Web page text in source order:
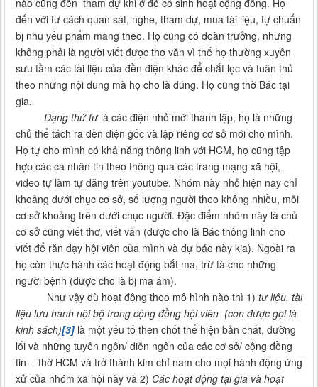
nào cũng đến tham dự khi ở đó có sinh hoạt cộng đồng. Họ
đến với tư cách quan sát, nghe, tham dự, mua tài liệu, tự chuẩn
bị nhu yếu phẩm mang theo. Họ cũng có đoàn trưởng, nhưng
không phải là người viết được thơ văn vì thế họ thường xuyên
sưu tầm các tài liệu của đền điện khác để chắt lọc và tuân thủ
theo những nội dung mà họ cho là đúng. Họ cũng thờ Bác tại
gia.
Dạng thứ tưlà các điện nhỏ mới thành lập, họ là những
chủ thể tách ra đền điện gốc và lập riêng cơ sở mới cho mình.
Họ tự cho mình có khả năng thông linh với HCM, họ cũng tập
hợp các cá nhân tin theo thông qua các trang mạng xã hội,
video tự làm tự đăng trên youtube. Nhóm này nhỏ hiện nay chỉ
khoảng dưới chục cơ sở, số lượng người theo không nhiều, mỗi
cơ sở khoảng trên dưới chục người. Đặc điểm nhóm này là chủ
cơ sở cũng viết thơ, viết văn (được cho là Bác thông linh cho
viết để răn dạy hội viên của mình và dự báo này kia). Ngoài ra
họ còn thực hành các hoạt động bắt ma, trừ tà cho những
người bệnh (được cho là bị ma ám).
Như vậy dù hoạt động theo mô hình nào thì 1) tư liệu, tài
liệu lưu hành nội bộ trong cộng đồng hội viên (còn được gọi là
kinh sách)[3]là một yếu tố then chốt thể hiện bản chất, đường
lối và những tuyên ngôn/ diễn ngôn của các cơ sở/ cộng đồng
tin - thờ HCM và trở thành kim chỉ nam cho mọi hành động ứng
xử của nhóm xã hội này và 2) Các hoạt động tại gia và hoạt